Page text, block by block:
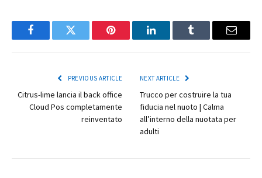
FacebookTwitter Pinterest LinkedInTumblr Email
PREVIOUS ARTICLE
Citrus-lime lancia il back office
Cloud Pos completamente
reinventato
NEXT ARTICLE
Trucco per costruire la tua
fiducia nel nuoto | Calma
all’interno della nuotata per
adulti